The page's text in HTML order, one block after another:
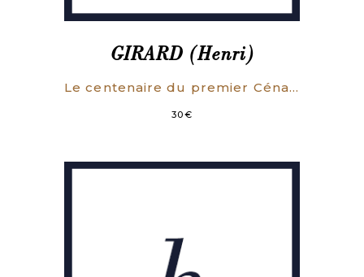
GIRARD (Henri)
Le centenaire du premier Cénacle romantique et de la « Muse française » (1823-1824).
30€